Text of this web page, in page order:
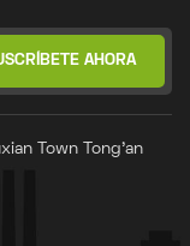
Town Tong'an